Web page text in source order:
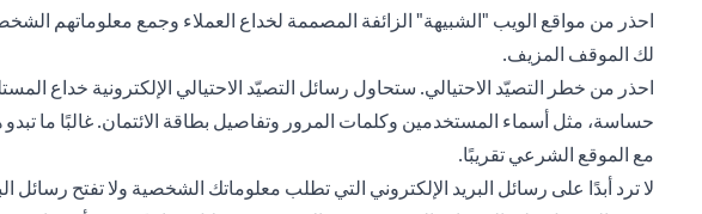
احذر من مواقع الويب "الشبيهة" الزائفة المصممة لخداع العملاء وجمع معلوماتهم
لك الموقف المزيف.
احذر من خطر التصيّد الاحتيالي. ستحاول رسائل التصيّد الاحتيالي الإلكترونية
حساسة، مثل أسماء المستخدمين وكلمات المرور وتفاصيل بطاقة الائتمان. غالبًا ما
مع الموقع الشرعي تقريبًا.
لا ترد أبدًا على رسائل البريد الإلكتروني التي تطلب معلوماتك الشخصية ولا تفتح رسائل